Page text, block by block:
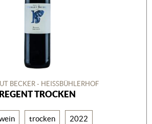
BECKER - HEISSBÜHLERHOF
REGENT TROCKEN
trocken 2022